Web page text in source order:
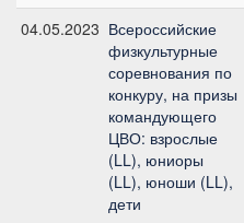
04.05.2023 Всероссийские
физкультурные
соревнования по
конкуру, на призы
командующего
ЦВО: взрослые
(LL), юниоры
(LL), юноши (LL),
дети